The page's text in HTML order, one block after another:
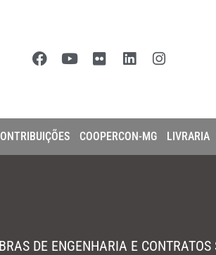
COOPERCON-MG LIVRARIA
DE ENGENHARIA E CONTRATOS